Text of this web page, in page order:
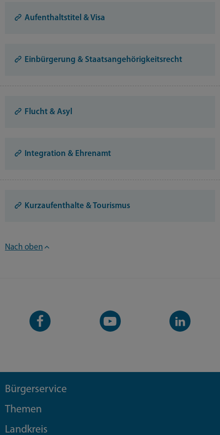
Aufenthaltstitel & Visa
Einbürgerung & Staatsangehörigkeitsrecht
Flucht & Asyl
Integration & Ehrenamt
Kurzaufenthalte & Tourismus
Nach oben
Facebook-
Seite
YouTube-
Kanal
LinkedIn-
Kanal
Bürgerservice
Themen
Landkreis